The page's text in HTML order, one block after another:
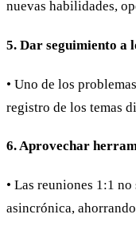
nuevas habilidades,
5. Dar seguimiento a
• Uno de los
registro de los temas
6. Aprovechar
• Las reuniones 1:1
asincrónica,